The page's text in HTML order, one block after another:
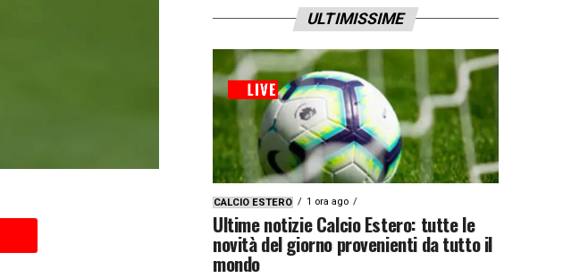
ULTIMISSIME
CALCIO ESTERO 1 ora ago
Ultime notizie Calcio Estero: tutte le
novità del giorno provenienti da tutto il
mondo